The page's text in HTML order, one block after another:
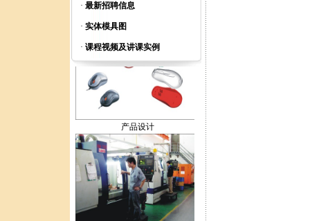
· 最新招聘信息
· 实体模具图
· 课程视频及讲课实例
全脑智力开发
产品设计